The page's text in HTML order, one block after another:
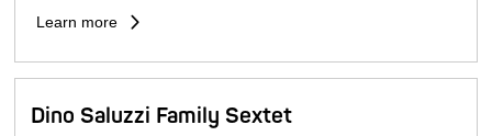
Learn more
Dino Saluzzi Family Sextet